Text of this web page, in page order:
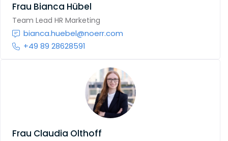
Frau Bianca Hübel
Team Lead HR Marketing
bianca.huebel@noerr.com
+49 89 28628591
Frau Claudia Olthoff